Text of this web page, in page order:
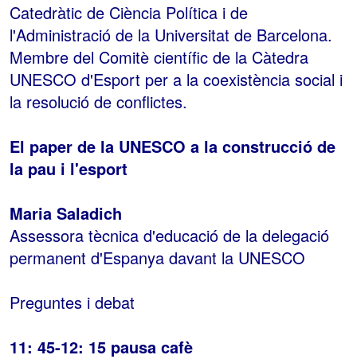
Catedràtic de Ciència Política i de
l'Administració de la Universitat de Barcelona.
Membre del Comitè científic de la Càtedra
UNESCO d'Esport per a la coexistència social i
la resolució de conflictes.
El paper de la UNESCO a la construcció de
la pau i l'esport
Maria Saladich
Assessora tècnica d'educació de la delegació
permanent d'Espanya davant la UNESCO
Preguntes i debat
11: 45-12: 15 pausa cafè